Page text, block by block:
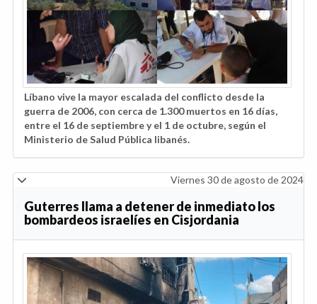
Líbano vive la mayor escalada del conflicto desde la
guerra de 2006, con cerca de 1.300 muertos en 16 días,
entre el 16 de septiembre y el 1 de octubre, según el
Ministerio de Salud Pública libanés.
Viernes 30 de agosto de 2024
Guterres llama a detener de inmediato los
bombardeos israelíes en Cisjordania